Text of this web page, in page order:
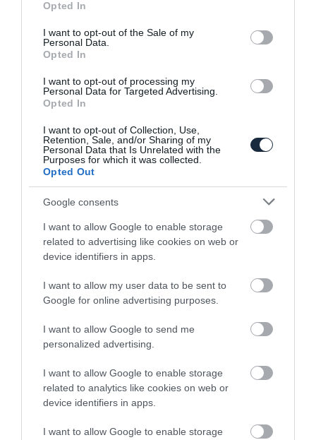
use your data for below specified purposes in below Google
consent section.
Opted In
I want to opt-out of the Sale of my
Personal Data.
Opted In
I want to opt-out of processing my
Personal Data for Targeted Advertising.
Opted In
I want to opt-out of Collection, Use,
Retention, Sale, and/or Sharing of my
Personal Data that Is Unrelated with the
Purposes for which it was collected.
Opted Out
Google consents
I want to allow Google to enable storage
related to advertising like cookies on web or
device identifiers in apps.
I want to allow my user data to be sent to
Google for online advertising purposes.
I want to allow Google to send me
personalized advertising.
I want to allow Google to enable storage
related to analytics like cookies on web or
device identifiers in apps.
I want to allow Google to enable storage
Elektromos crossovert mutatott be a
Mitsubishi
új Mitsubishi Outlander
Megújult a Mitsubishi kisautója és